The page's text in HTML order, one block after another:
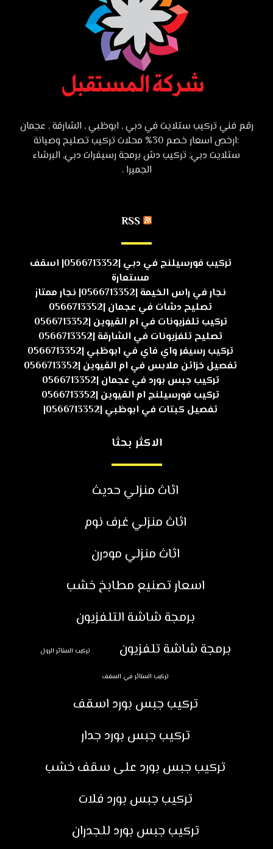
رقم فني تركيب ستلايت في دبي , ابوظبي , الشارقة , عجمان
:ارخص اسعار خصم 30% محلات تركيب تصليح وصيانة
ستلايت دبي, تركيب دش برمجة رسيفرات دبي, البرشاء
الجميرا .
RSS
تركيب فورسيلنج في دبي |0566713352| اسقف
مستعارة
نجار في راس الخيمة |0566713352| نجار ممتاز
تصليح دشات في عجمان |0566713352
تركيب تلفزيونات في ام القيوين |0566713352
تصليح تلفزيونات في الشارقة |0566713352
تركيب رسيفر واي فاي في ابوظبي |0566713352
تفصيل خزائن ملابس في ام القيوين |0566713352
تركيب جبس بورد في عجمان |0566713352
تركيب فورسيلنج ام القيوين |0566713352
تفصيل كبتات في ابوظبي |0566713352|
الاكثر بحثا
اثاث منزلي حديث
اثاث منزلي غرف نوم
اثاث منزلي مودرن
اسعار تصنيع مطابخ خشب
برمجة شاشة التلفزيون
برمجة شاشة تلفزيون
تركيب الستائر الرول
تركيب الستائر في السقف
تركيب جبس بورد اسقف
تركيب جبس بورد جدار
تركيب جبس بورد على سقف خشب
تركيب جبس بورد فلات
تركيب جبس بورد للجدران